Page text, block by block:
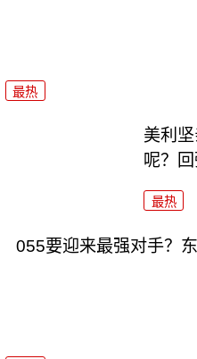
最热
美利
呢？
最热
055要迎来最强对手？